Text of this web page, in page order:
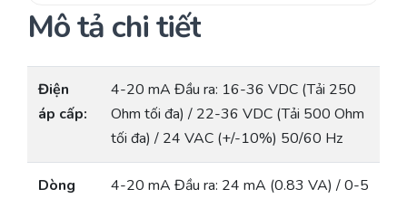
Mô tả chi tiết
Điện
áp cấp:
4-20 mA Đầu ra: 16-36 VDC (Tải 250
Ohm tối đa) / 22-36 VDC (Tải 500 Ohm
tối đa) / 24 VAC (+/-10%) 50/60 Hz
Dòng
4-20 mA Đầu ra: 24 mA (0.83 VA) / 0-5